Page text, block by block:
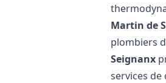
Martin de
plombiers
Seignanx
services de